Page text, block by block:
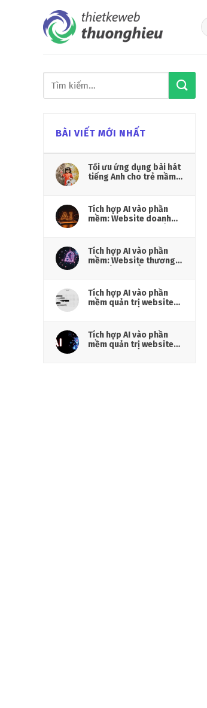
BÀI VIẾT MỚI NHẤT
Tối ưu ứng dụng bài hát
tiếng Anh cho trẻ mầm
Tích hợp AI vào phần
mềm: Website doanh
Tích hợp AI vào phần
mềm: Website thương
Tích hợp AI vào phần
mềm quản trị website
Tích hợp AI vào phần
mềm quản trị website